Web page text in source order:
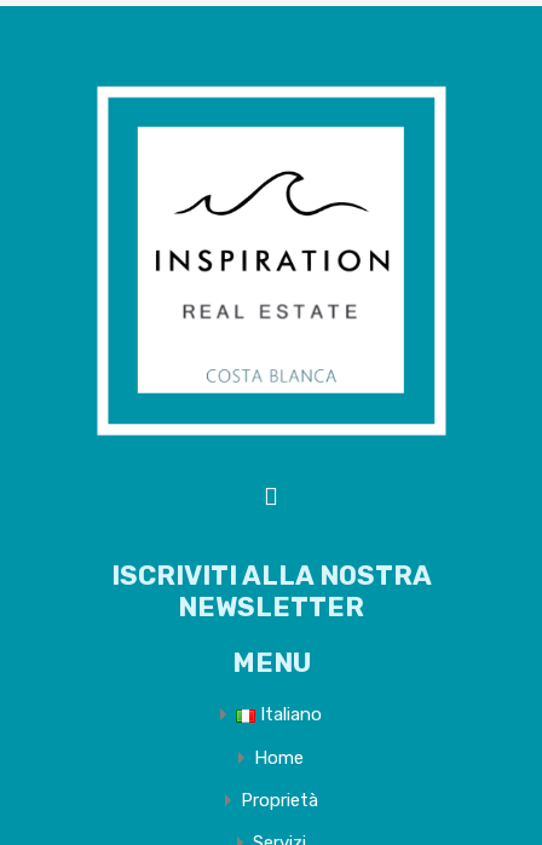
ISCRIVITI ALLA NOSTRA
NEWSLETTER
MENU
Italiano
Home
Proprietà